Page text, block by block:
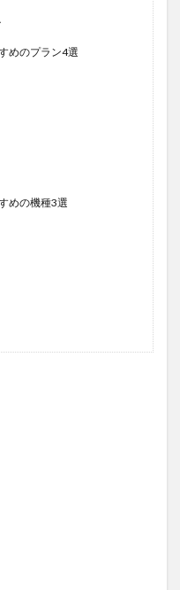
めのプラン4選
めの機種3選